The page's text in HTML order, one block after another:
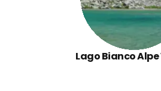
Lago Bianco